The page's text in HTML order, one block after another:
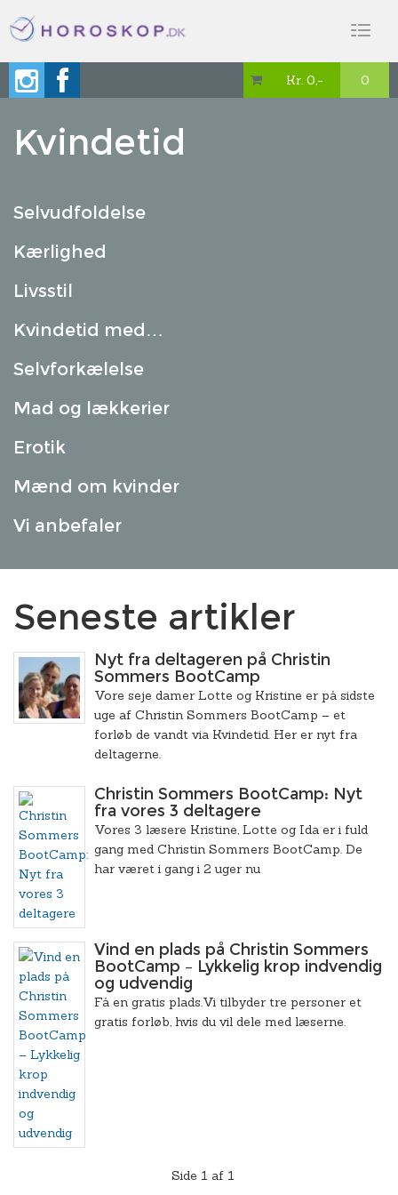
 Kr. 0,- 0
Kvindetid
Selvudfoldelse
Kærlighed
Livsstil
Kvindetid med…
Selvforkælelse
Mad og lækkerier
Erotik
Mænd om kvinder
Vi anbefaler
Seneste artikler
Nyt fra deltageren på Christin
Sommers BootCamp
Vore seje damer Lotte og Kristine er på sidste
uge af Christin Sommers BootCamp – et
forløb de vandt via Kvindetid. Her er nyt fra
deltagerne.
Christin Sommers BootCamp: Nyt
fra vores 3 deltagere
Vores 3 læsere Kristine, Lotte og Ida er i fuld
gang med Christin Sommers BootCamp. De
har været i gang i 2 uger nu
Vind en plads på Christin Sommers
BootCamp – Lykkelig krop indvendig
og udvendig
Få en gratis plads.Vi tilbyder tre personer et
gratis forløb, hvis du vil dele med læserne.
Side 1 af 1